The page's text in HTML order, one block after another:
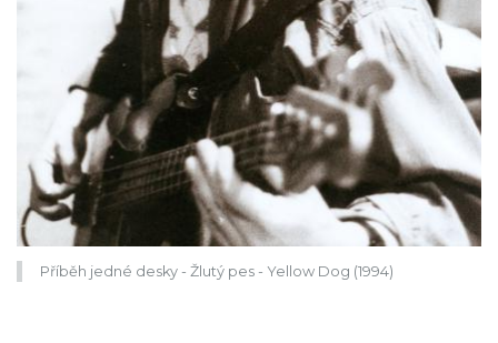
Příběh jedné desky - Žlutý pes - Yellow Dog (1994)